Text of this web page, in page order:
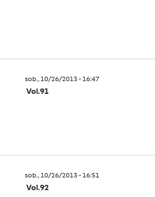
sob., 10/26/2013 - 16:47
Vol.91
sob., 10/26/2013 - 16:51
Vol.92